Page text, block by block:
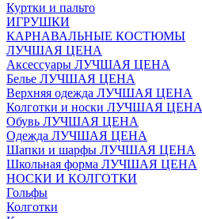
Куртки и пальто
ИГРУШКИ
КАРНАВАЛЬНЫЕ КОСТЮМЫ
ЛУЧШАЯ ЦЕНА
Аксессуары ЛУЧШАЯ ЦЕНА
Белье ЛУЧШАЯ ЦЕНА
Верхняя одежда ЛУЧШАЯ ЦЕНА
Колготки и носки ЛУЧШАЯ ЦЕНА
Обувь ЛУЧШАЯ ЦЕНА
Одежда ЛУЧШАЯ ЦЕНА
Шапки и шарфы ЛУЧШАЯ ЦЕНА
Школьная форма ЛУЧШАЯ ЦЕНА
НОСКИ И КОЛГОТКИ
Гольфы
Колготки